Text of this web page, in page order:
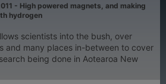
- High powered magnets, and making
hydrogen
scientists into the bush, over
and many places in-between to cover
being done in Aotearoa New